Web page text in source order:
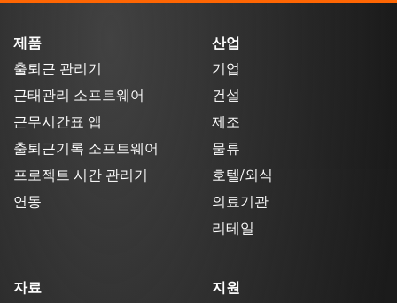
제품
출퇴근 관리기
근태관리 소프트웨어
근무시간표 앱
출퇴근기록 소프트웨어
프로젝트 시간 관리기
연동
산업
기업
건설
제조
물류
호텔/외식
의료기관
리테일
자료
지원